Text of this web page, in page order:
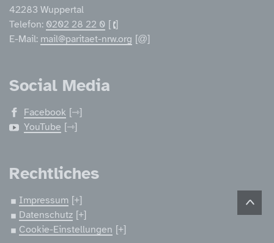
42283 Wuppertal
Telefon: 0202 28 22 0
E-Mail: mail@paritaet-nrw.org
Social Media
Facebook
YouTube
Rechtliches
Impressum
Datenschutz
Cookie-Einstellungen